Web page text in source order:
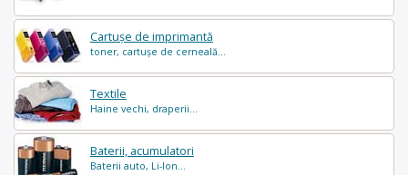
Cartușe de imprimantă
toner, cartușe de cerneală...
Textile
Haine vechi, draperii...
Baterii, acumulatori
Baterii auto, Li-Ion...